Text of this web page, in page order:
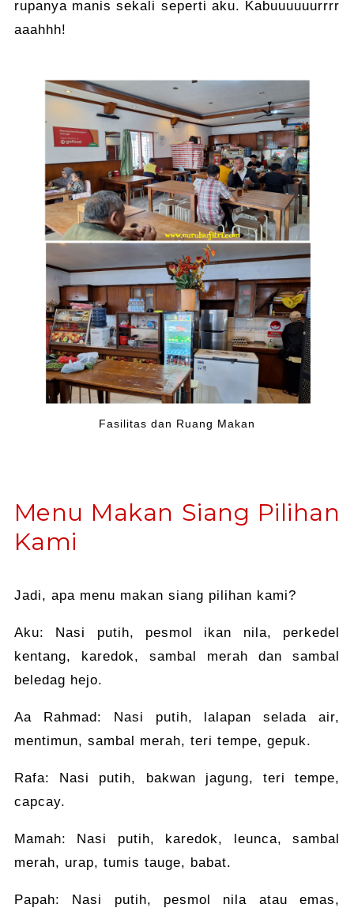
rupanya manis sekali seperti aku. Kabuuuuuurrrr
aaahhh!
Fasilitas dan Ruang Makan
Menu Makan Siang Pilihan
Kami
Jadi, apa menu makan siang pilihan kami?
Aku: Nasi putih, pesmol ikan nila, perkedel
kentang, karedok, sambal merah dan sambal
beledag hejo.
Aa Rahmad: Nasi putih, lalapan selada air,
mentimun, sambal merah, teri tempe, gepuk.
Rafa: Nasi putih, bakwan jagung, teri tempe,
capcay.
Mamah: Nasi putih, karedok, leunca, sambal
merah, urap, tumis tauge, babat.
Papah: Nasi putih, pesmol nila atau emas,